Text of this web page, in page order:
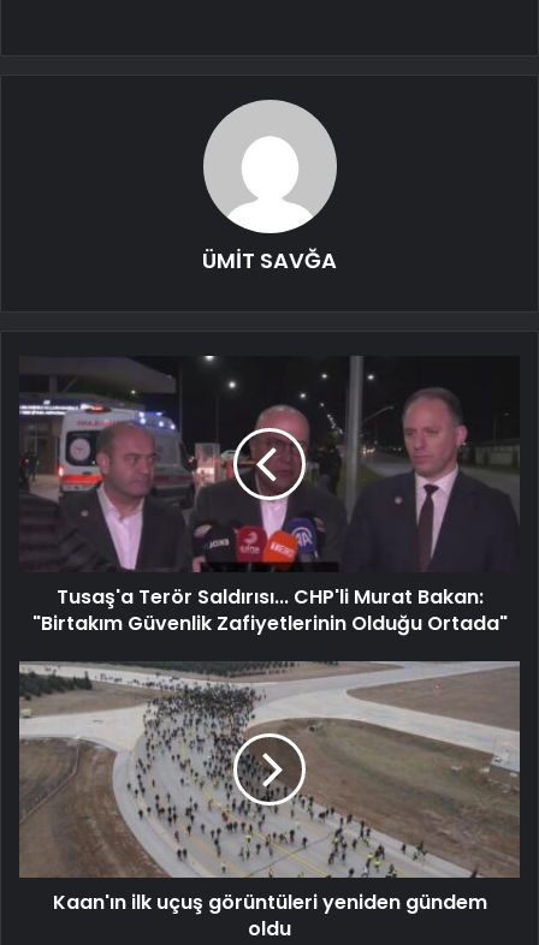
ÜMİT SAVĞA
Tusaş'a Terör Saldırısı... CHP'li Murat Bakan:
"Birtakım Güvenlik Zafiyetlerinin Olduğu Ortada"
Kaan'ın ilk uçuş görüntüleri yeniden gündem
oldu